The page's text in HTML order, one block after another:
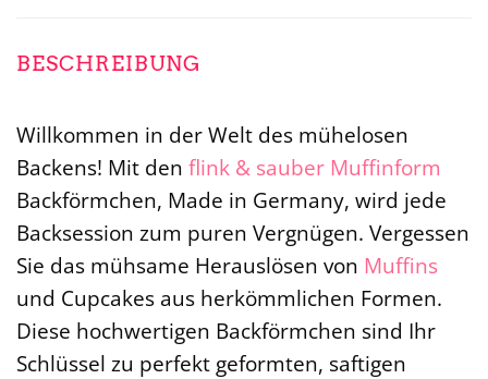
BESCHREIBUNG
Willkommen in der Welt des mühelosen
Backens! Mit den flink & sauber Muffinform
Backförmchen, Made in Germany, wird jede
Backsession zum puren Vergnügen. Vergessen
Sie das mühsame Herauslösen von Muffins
und Cupcakes aus herkömmlichen Formen.
Diese hochwertigen Backförmchen sind Ihr
Schlüssel zu perfekt geformten, saftigen